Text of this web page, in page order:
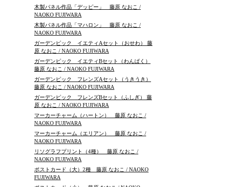
木製パネル作品「デッピー」 藤原 なおこ /
NAOKO FUJIWARA
木製パネル作品「マハロン」 藤原 なおこ /
NAOKO FUJIWARA
ガーデンピック イエティAセット（おせわ） 藤
原 なおこ / NAOKO FUJIWARA
ガーデンピック イエティBセット（わんぱく）
藤原 なおこ / NAOKO FUJIWARA
ガーデンピック フレンズAセット（うきうき）
藤原 なおこ / NAOKO FUJIWARA
ガーデンピック フレンズBセット（ふしぎ） 藤
原 なおこ / NAOKO FUJIWARA
マーカーチャーム（ハートン） 藤原 なおこ /
NAOKO FUJIWARA
マーカーチャーム（エリアン） 藤原 なおこ /
NAOKO FUJIWARA
リソグラフプリント（4種） 藤原 なおこ /
NAOKO FUJIWARA
ポストカード（大）2種 藤原 なおこ / NAOKO
FUJIWARA